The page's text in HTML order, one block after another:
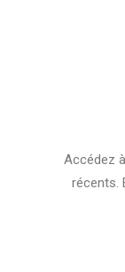
Accédez
récents.